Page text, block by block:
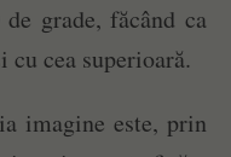
grade, făcând ca
cea superioară.
imagine este, prin